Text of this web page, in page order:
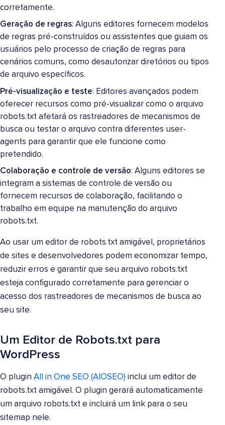
corretamente.
Geração de regras: Alguns editores fornecem modelos
de regras pré-construídos ou assistentes que guiam os
usuários pelo processo de criação de regras para
cenários comuns, como desautorizar diretórios ou tipos
de arquivo específicos.
Pré-visualização e teste: Editores avançados podem
oferecer recursos como pré-visualizar como o arquivo
robots.txt afetará os rastreadores de mecanismos de
busca ou testar o arquivo contra diferentes user-
agents para garantir que ele funcione como
pretendido.
Colaboração e controle de versão: Alguns editores se
integram a sistemas de controle de versão ou
fornecem recursos de colaboração, facilitando o
trabalho em equipe na manutenção do arquivo
robots.txt.
Ao usar um editor de robots.txt amigável, proprietários
de sites e desenvolvedores podem economizar tempo,
reduzir erros e garantir que seu arquivo robots.txt
esteja configurado corretamente para gerenciar o
acesso dos rastreadores de mecanismos de busca ao
seu site.
Um Editor de Robots.txt para
WordPress
O plugin All in One SEO (AIOSEO) inclui um editor de
robots.txt amigável. O plugin gerará automaticamente
um arquivo robots.txt e incluirá um link para o seu
sitemap nele.